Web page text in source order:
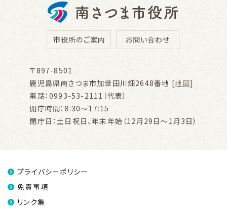
市役所のご案内 お問い合わせ
〒897-8501
鹿児島県南さつま市加世田川畑2648番地 [地図]
電話：0993-53-2111（代表）
開庁時間：8:30～17:15
閉庁日：土日祝日、年末年始（12月29日～1月3日）
プライバシーポリシー
免責事項
リンク集